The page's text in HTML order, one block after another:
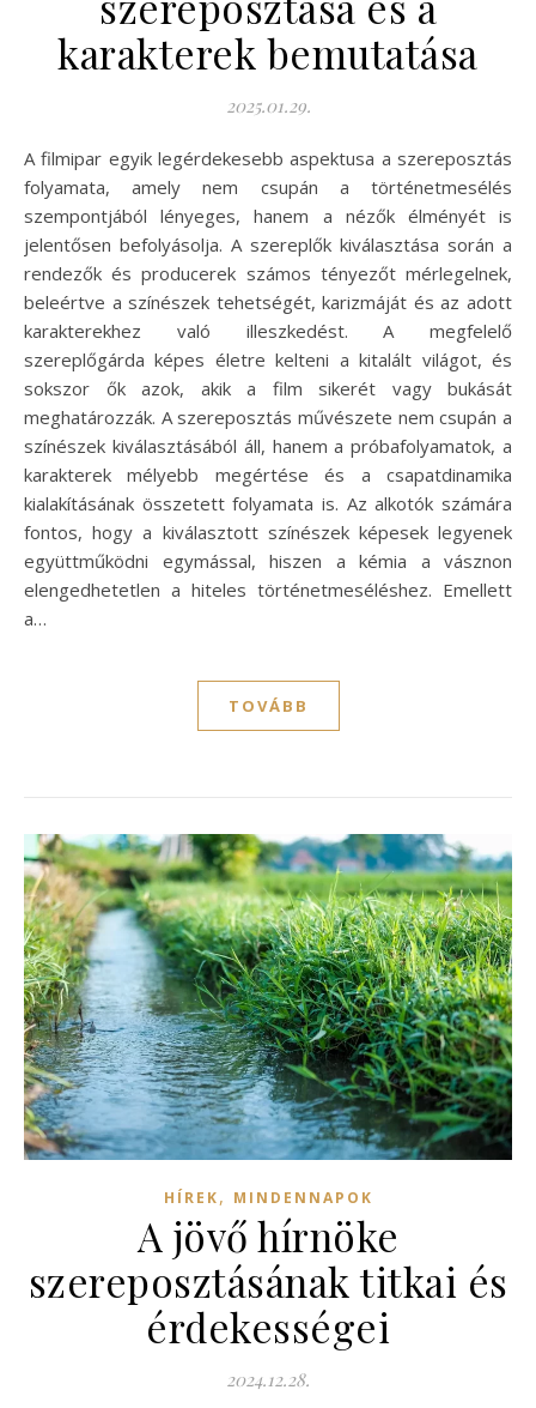
karakterek bemutatása
2025.01.29.
A filmipar egyik legérdekesebb aspektusa a szereposztás
folyamata, amely nem csupán a történetmesélés
szempontjából lényeges, hanem a nézők élményét is
jelentősen befolyásolja. A szereplők kiválasztása során a
rendezők és producerek számos tényezőt mérlegelnek,
beleértve a színészek tehetségét, karizmáját és az adott
karakterekhez való illeszkedést. A megfelelő
szereplőgárda képes életre kelteni a kitalált világot, és
sokszor ők azok, akik a film sikerét vagy bukását
meghatározzák. A szereposztás művészete nem csupán a
színészek kiválasztásából áll, hanem a próbafolyamatok, a
karakterek mélyebb megértése és a csapatdinamika
kialakításának összetett folyamata is. Az alkotók számára
fontos, hogy a kiválasztott színészek képesek legyenek
együttműködni egymással, hiszen a kémia a vásznon
elengedhetetlen a hiteles történetmeséléshez. Emellett
a…
TOVÁBB
HÍREK, MINDENNAPOK
A jövő hírnöke
szereposztásának titkai és
érdekességei
2024.12.28.